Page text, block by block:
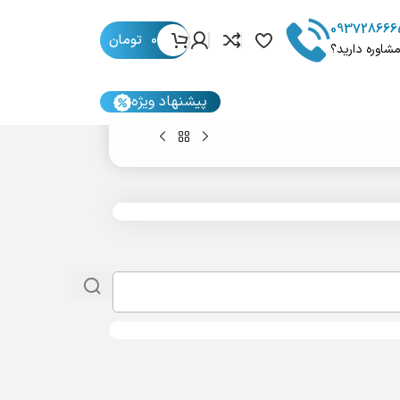
دارید؟
0 تومان
پیشنهاد ویژه